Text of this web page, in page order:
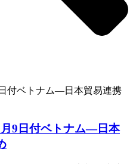
月9日付ベトナム―日本